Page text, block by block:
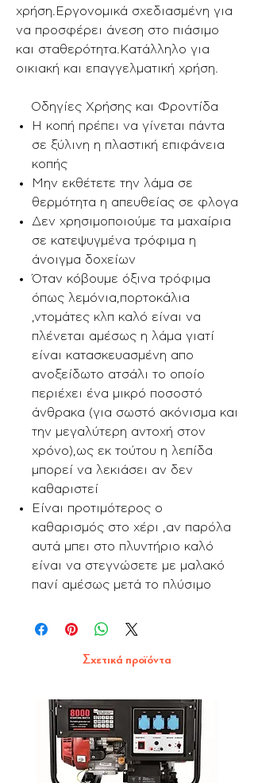
χρήση.Εργονομικά σχεδιασμένη για
να προσφέρει άνεση στο πιάσιμο
και σταθερότητα.Κατάλληλο για
οικιακή και επαγγελματική χρήση.
Οδηγίες Χρήσης και Φροντίδα
Η κοπή πρέπει να γίνεται πάντα
σε ξύλινη η πλαστική επιφάνεια
κοπής
Μην εκθέτετε την λάμα σε
θερμότητα η απευθείας σε φλογα
Δεν χρησιμοποιούμε τα μαχαίρια
σε κατεψυγμένα τρόφιμα η
άνοιγμα δοχείων
Όταν κόβουμε όξινα τρόφιμα
όπως λεμόνια,πορτοκάλια
,ντομάτες κλπ καλό είναι να
πλένεται αμέσως η λάμα γιατί
είναι κατασκευασμένη απο
ανοξείδωτο ατσάλι το οποίο
περιέχει ένα μικρό ποσοστό
άνθρακα (για σωστό ακόνισμα και
την μεγαλύτερη αντοχή στον
χρόνο),ως εκ τούτου η λεπίδα
μπορεί να λεκιάσει αν δεν
καθαριστεί
Είναι προτιμότερος ο
καθαρισμός στο χέρι ,αν παρόλα
αυτά μπει στο πλυντήριο καλό
είναι να στεγνώσετε με μαλακό
πανί αμέσως μετά το πλύσιμο
Σχετικά προϊόντα